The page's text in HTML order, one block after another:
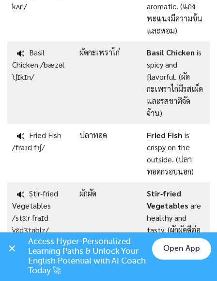
ˈkʌri/
aromatic. (แกง
พะแนงมีความข้น
และหอม)
🔊 Basil
Chicken /ˈbæzəl
ˈtʃɪkɪn/
ผัดกะเพราไก่ Basil Chicken is
spicy and
flavorful. (ผัด
กะเพราไก่มีรสเผ็ด
และรสชาติจัด
จ้าน)
🔊 Fried Fish
/fraɪd fɪʃ/
ปลาทอด Fried Fish is
crispy on the
outside. (ปลา
ทอดกรอบนอก)
🔊 Stir‑fried
Vegetables
/stɜːr fraɪd
ˈvɛdʒtəblz/
ผักผัด
Stir‑fried
Vegetables are
healthy and
tasty. (ผักผัดดีต่อ
สุขภาพและอร่อย)
Grilled Pork
/ɡrɪld pɔːrk/
หมูย่าง Chat on LINE
Access Hyper-Personalized
Learning Paths & Unlock Your
English Potential with AI Coach
Today 🚀
Open App